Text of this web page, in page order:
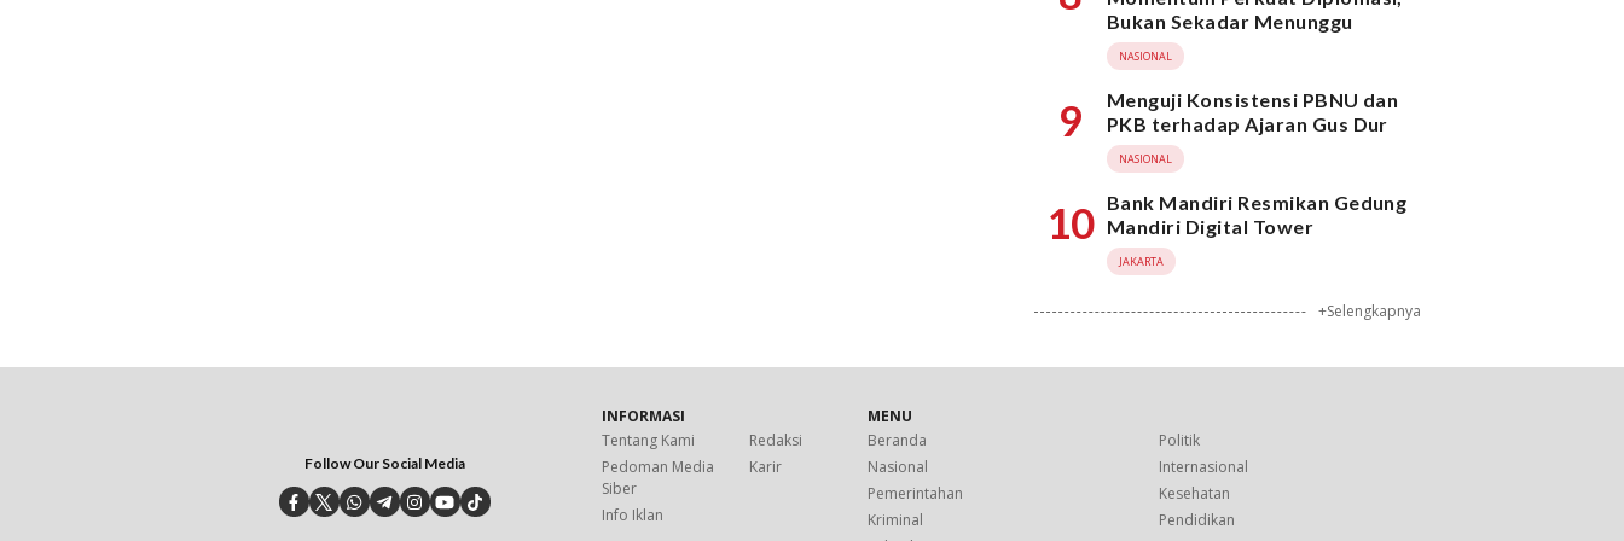
Bukan Sekadar Menunggu
NASIONAL
9
Menguji Konsistensi PBNU dan
PKB terhadap Ajaran Gus Dur
NASIONAL
10 Bank Mandiri Resmikan Gedung
Mandiri Digital Tower
JAKARTA
+Selengkapnya
Follow Our Social Media
INFORMASI
Tentang Kami
Redaksi
Pedoman Media
Siber
Karir
Info Iklan
MENU
Beranda
Politik
Nasional
Internasional
Pemerintahan
Kesehatan
Kriminal
Pendidikan